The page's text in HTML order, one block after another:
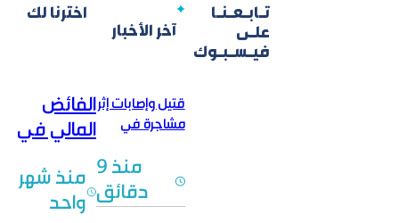
اخترنا لك
الفائض
المالي في
تخفي
الأرقام
منذ شهر
واحد
آخر الأخبار
قتيل وإصابات إثر
مشاجرة في
منذ 9
دقائق
تـابـعـنـا
علـى
فيـسـبـوك